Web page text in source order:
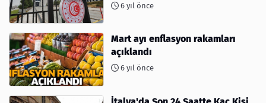
6 yıl önce
Mart ayı enflasyon rakamları
açıklandı
6 yıl önce